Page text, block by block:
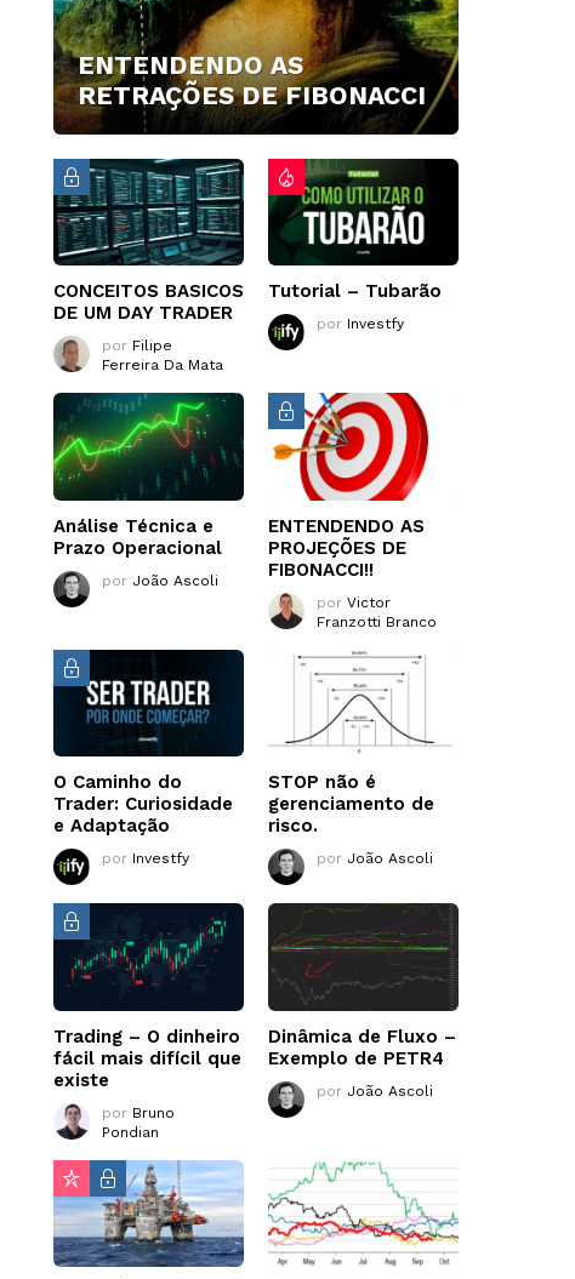
ENTENDENDO AS
RETRAÇÕES DE FIBONACCI
CONCEITOS BASICOS
DE UM DAY TRADER
por Filipe
Ferreira Da Mata
Tutorial – Tubarão
por Investfy
Análise Técnica e
Prazo Operacional
por João Ascoli
ENTENDENDO AS
PROJEÇÕES DE
FIBONACCI!!
por Victor
Franzotti Branco
O Caminho do
Trader: Curiosidade
e Adaptação
por Investfy
STOP não é
gerenciamento de
risco.
por João Ascoli
Trading – O dinheiro
fácil mais difícil que
existe
por Bruno
Pondian
Dinâmica de Fluxo –
Exemplo de PETR4
por João Ascoli